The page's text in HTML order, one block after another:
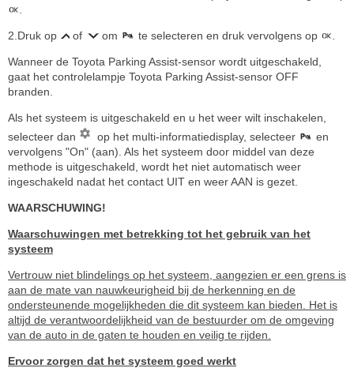
2.Druk op of om te selecteren en druk vervolgens op
Wanneer de Toyota Parking Assist-sensor wordt uitgeschakeld,
gaat het controlelampje Toyota Parking Assist-sensor OFF
branden.
Als het systeem is uitgeschakeld en u het weer wilt inschakelen,
selecteer dan
op het multi-informatiedisplay, selecteer
en
vervolgens "On" (aan). Als het systeem door middel van deze
methode is uitgeschakeld, wordt het niet automatisch weer
ingeschakeld nadat het contact UIT en weer AAN is gezet.
WAARSCHUWING!
Waarschuwingen met betrekking tot het gebruik van het
systeem
Vertrouw niet blindelings op het systeem, aangezien er een grens is
aan de mate van nauwkeurigheid bij de herkenning en de
ondersteunende mogelijkheden die dit systeem kan bieden. Het is
altijd de verantwoordelijkheid van de bestuurder om de omgeving
van de auto in de gaten te houden en veilig te rijden.
Ervoor zorgen dat het systeem goed werkt